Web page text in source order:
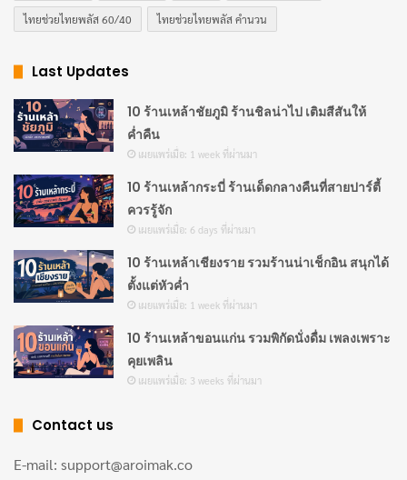
ไทยช่วยไทยพลัส 60/40 ไทยช่วยไทยพลัส คำนวน
Last Updates
10 ร้านเหล้าชัยภูมิ ร้านชิลน่าไป เติมสีสันให้
ค่ำคืน
เผยแพร่เมื่อ: 1 week ที่ผ่านมา
10 ร้านเหล้ากระบี่ ร้านเด็ดกลางคืนที่สายปาร์ตี้
ควรรู้จัก
เผยแพร่เมื่อ: 6 days ที่ผ่านมา
10 ร้านเหล้าเชียงราย รวมร้านน่าเช็กอิน สนุกได้
ตั้งแต่หัวค่ำ
เผยแพร่เมื่อ: 1 week ที่ผ่านมา
10 ร้านเหล้าขอนแก่น รวมพิกัดนั่งดื่ม เพลงเพราะ
คุยเพลิน
เผยแพร่เมื่อ: 3 weeks ที่ผ่านมา
Contact us
E-mail: support@aroimak.co